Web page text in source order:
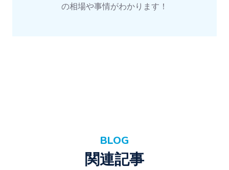
の相場や事情がわかります！
BLOG
関連記事